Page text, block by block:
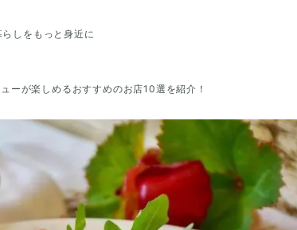
しをもっと身近に
ーが楽しめるおすすめのお店10選を紹介！